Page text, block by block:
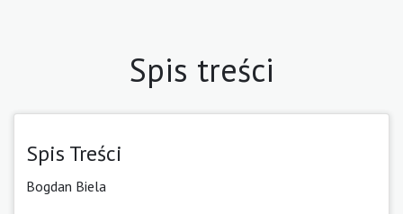
Spis treści
Spis Treści
Bogdan Biela